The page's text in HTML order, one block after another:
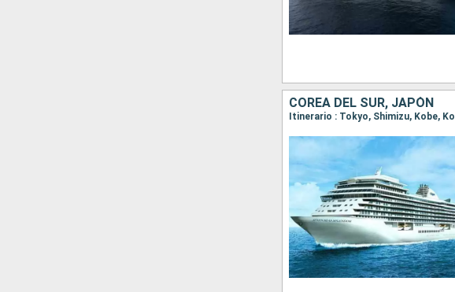
COREA DEL SUR, JAPÓN
Itinerario : Tokyo, Shimizu, Kobe,